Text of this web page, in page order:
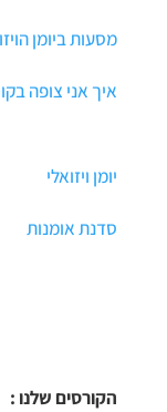
מסעות ביומן
איך אני צופה
יומן ויזואלי
סדנת אומנות
הקורסים שלנו :